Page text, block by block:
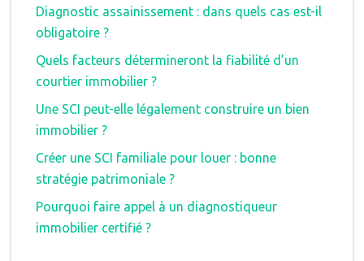
Diagnostic assainissement : dans quels cas est-il
obligatoire ?
Quels facteurs détermineront la fiabilité d’un
courtier immobilier ?
Une SCI peut-elle légalement construire un bien
immobilier ?
Créer une SCI familiale pour louer : bonne
stratégie patrimoniale ?
Pourquoi faire appel à un diagnostiqueur
immobilier certifié ?